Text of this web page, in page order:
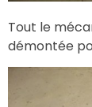
Tout le
démontée